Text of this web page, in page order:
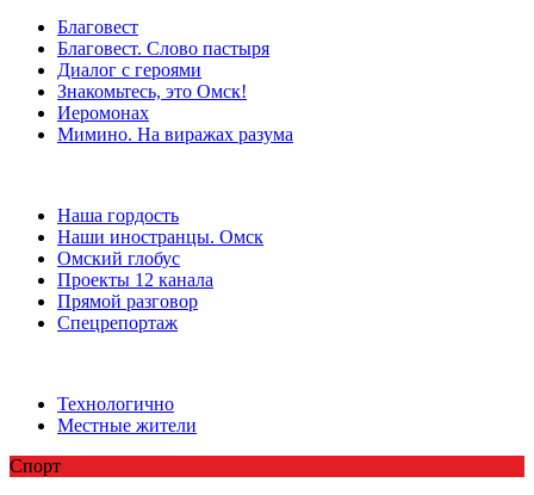
Благовест
Благовест. Слово пастыря
Диалог с героями
Знакомьтесь, это Омск!
Иеромонах
Мимино. На виражах разума
Наша гордость
Наши иностранцы. Омск
Омский глобус
Проекты 12 канала
Прямой разговор
Спецрепортаж
Технологично
Местные жители
Спорт